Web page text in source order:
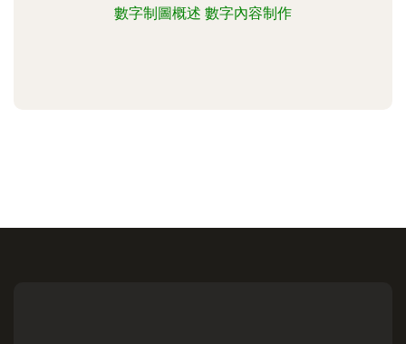
數字制圖概述 數字內容制作